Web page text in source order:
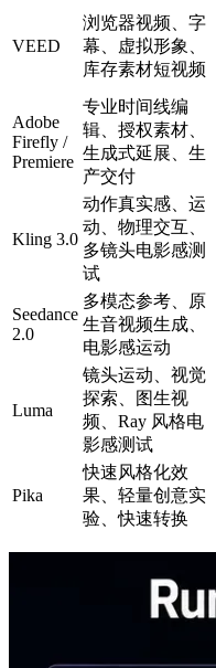
VEED
浏览器视频、字
幕、虚拟形象、
库存素材短视频
Adobe
Firefly /
Premiere
专业时间线编
辑、授权素材、
生成式延展、生
产交付
Kling 3.0
动作真实感、运
动、物理交互、
多镜头电影感测
试
Seedance
2.0
多模态参考、原
生音视频生成、
电影感运动
Luma
镜头运动、视觉
探索、图生视
频、Ray 风格电
影感测试
Pika
快速风格化效
果、轻量创意实
验、快速转换